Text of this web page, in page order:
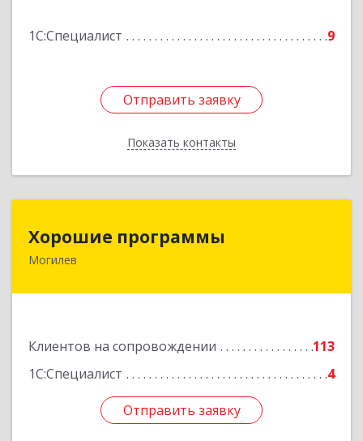
1С:Специалист 9
Отправить заявку
Показать контакты
Отправить заявку
Назад
Хорошие программы
Могилев
Клиентов на сопровождении
113
1С:Специалист
4
Отправить заявку
Республика Беларусь, 212030, г. Могилев, ул.
Отправить заявку